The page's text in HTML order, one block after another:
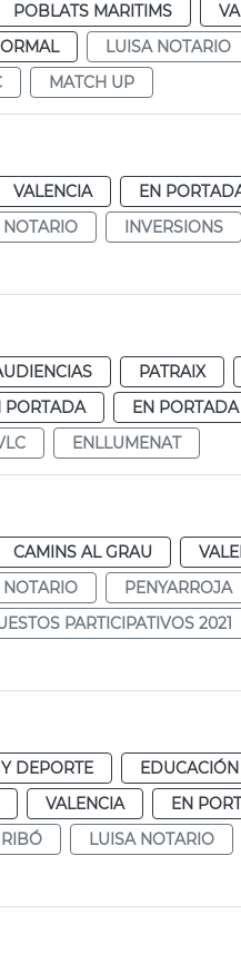
POBLATS MARITIMS
LUISA NOTARIO
MATCH UP
VALENCIA
EN
NOTARIO INVERSIONS
PATRAIX
PORTADA EN
ENLLUMENAT
CAMINS AL GRAU
NOTARIO
PENYARROJA
PARTICIPATIVOS 2021
DEPORTE
EDUCACIÓN
VALENCIA
EN
LUISA NOTARIO